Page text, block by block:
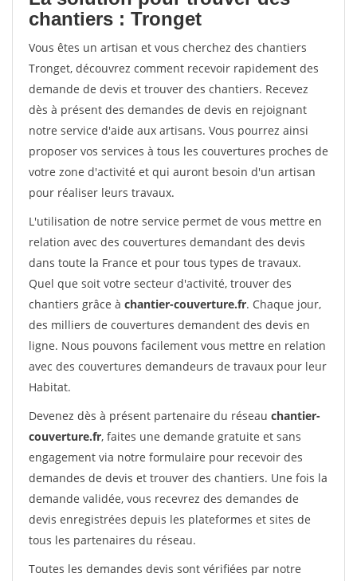
chantiers : Tronget
Vous êtes un artisan et vous cherchez des chantiers
Tronget, découvrez comment recevoir rapidement des
demande de devis et trouver des chantiers. Recevez
dès à présent des demandes de devis en rejoignant
notre service d'aide aux artisans. Vous pourrez ainsi
proposer vos services à tous les couvertures proches de
votre zone d'activité et qui auront besoin d'un artisan
pour réaliser leurs travaux.
L'utilisation de notre service permet de vous mettre en
relation avec des couvertures demandant des devis
dans toute la France et pour tous types de travaux.
Quel que soit votre secteur d'activité, trouver des
chantiers grâce à chantier-couverture.fr. Chaque jour,
des milliers de couvertures demandent des devis en
ligne. Nous pouvons facilement vous mettre en relation
avec des couvertures demandeurs de travaux pour leur
Habitat.
Devenez dès à présent partenaire du réseau chantier-
couverture.fr, faites une demande gratuite et sans
engagement via notre formulaire pour recevoir des
demandes de devis et trouver des chantiers. Une fois la
demande validée, vous recevrez des demandes de
devis enregistrées depuis les plateformes et sites de
tous les partenaires du réseau.
Toutes les demandes devis sont vérifiées par notre